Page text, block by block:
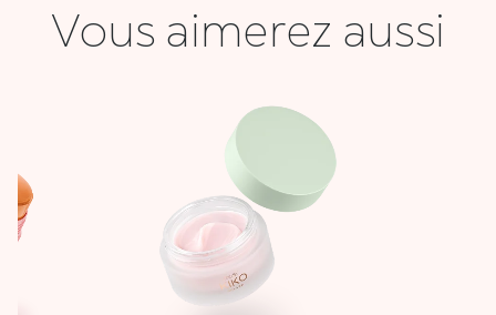
Vous aimerez aussi